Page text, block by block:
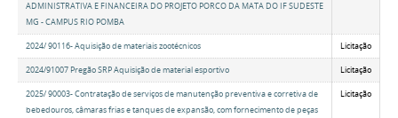
ADMINISTRATIVA E FINANCEIRA DO PROJETO PORCO DA MATA DO IF SUDESTE
MG - CAMPUS RIO POMBA
2024/ 90116- Aquisição de materiais zootécnicos Licitação
2024/91007 Pregão SRP Aquisição de material esportivo Licitação
2025/ 90003- Contratação de serviços de manutenção preventiva e corretiva de
bebedouros, câmaras frias e tanques de expansão, com fornecimento de peças
Licitação